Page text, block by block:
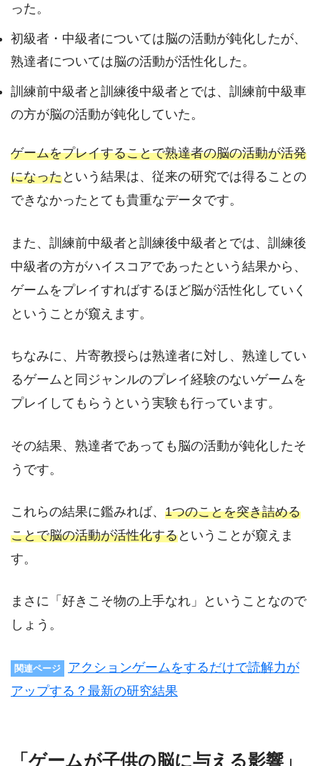
った。
初級者・中級者については脳の活動が鈍化したが、
熟達者については脳の活動が活性化した。
訓練前中級者と訓練後中級者とでは、訓練前中級車
の方が脳の活動が鈍化していた。
ゲームをプレイすることで熟達者の脳の活動が活発
になったという結果は、従来の研究では得ることの
できなかったとても貴重なデータです。
また、訓練前中級者と訓練後中級者とでは、訓練後
中級者の方がハイスコアであったという結果から、
ゲームをプレイすればするほど脳が活性化していく
ということが窺えます。
ちなみに、片寄教授らは熟達者に対し、熟達してい
るゲームと同ジャンルのプレイ経験のないゲームを
プレイしてもらうという実験も行っています。
その結果、熟達者であっても脳の活動が鈍化したそ
うです。
これらの結果に鑑みれば、 1つのことを突き詰める
ことで脳の活動が活性化するということが窺えま
す。
まさに「好きこそ物の上手なれ」ということなので
しょう。
関連ページ
アクションゲームをするだけで読解力が
アップする？最新の研究結果
「ゲームが子供の脳に与える影響」